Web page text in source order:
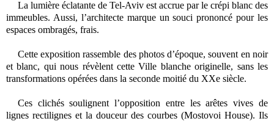
La lumière éclatante de Tel-Aviv est accrue par le crépi blanc des
immeubles. Aussi, l’architecte marque un souci prononcé pour les
espaces ombragés, frais.
Cette exposition rassemble des photos d’époque, souvent en noir
et blanc, qui nous révèlent cette Ville blanche originelle, sans les
transformations opérées dans la seconde moitié du XXe siècle.
Ces clichés soulignent l’opposition entre les arêtes vives de
lignes rectilignes et la douceur des courbes (Mostovoi House). Ils